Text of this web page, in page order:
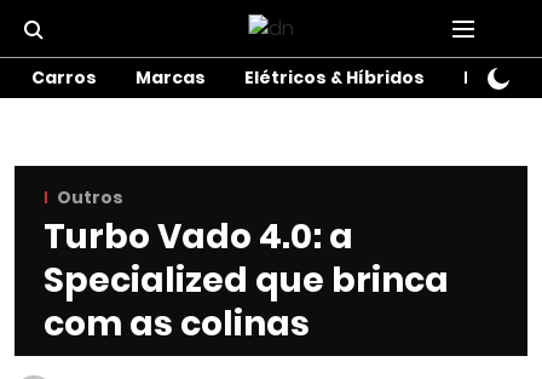
Carros Marcas Elétricos & Híbridos Motos
Outros
Turbo Vado 4.0: a
Specialized que brinca
com as colinas